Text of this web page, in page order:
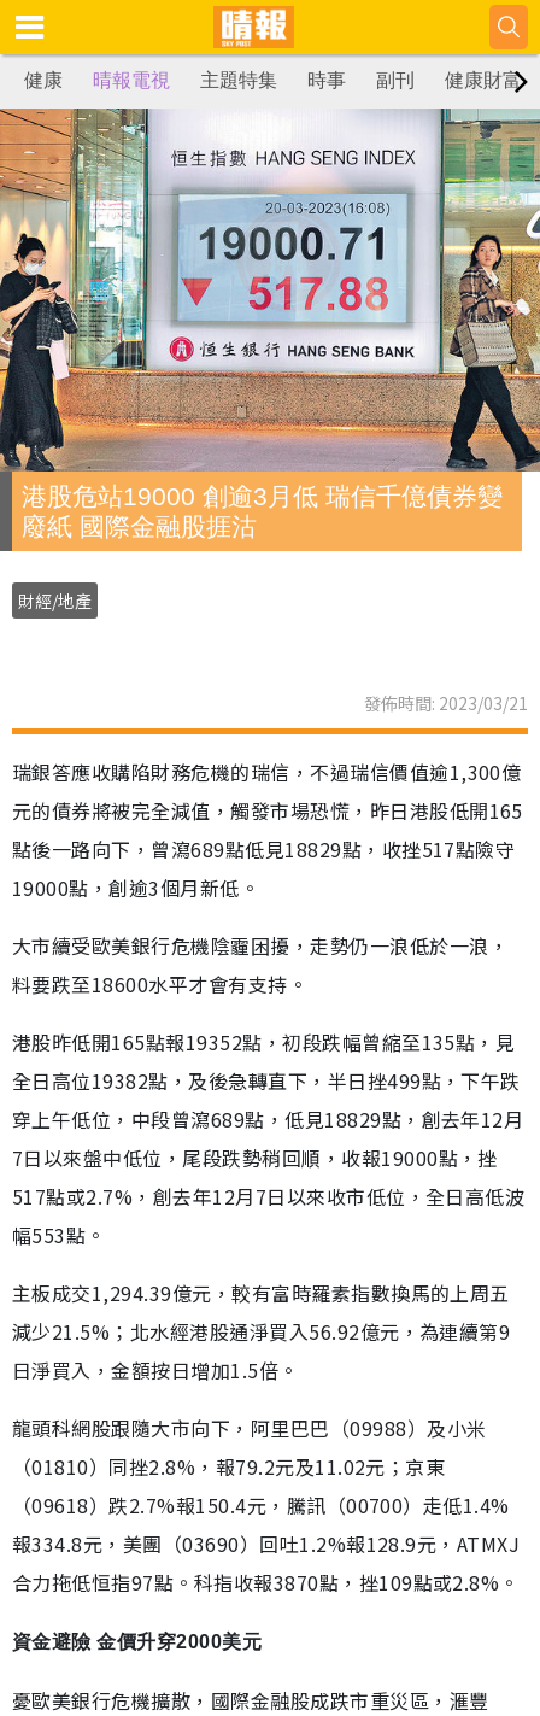
健康 晴報電視 主題特集 時事 副刊 健康財富
港股危站19000 創逾3月低 瑞信千億債券變
廢紙 國際金融股捱沽
財經/地產
發佈時間: 2023/03/21
瑞銀答應收購陷財務危機的瑞信，不過瑞信價值逾1,300億
元的債券將被完全減值，觸發市場恐慌，昨日港股低開165
點後一路向下，曾瀉689點低見18829點，收挫517點險守
19000點，創逾3個月新低。
大市續受歐美銀行危機陰霾困擾，走勢仍一浪低於一浪，
料要跌至18600水平才會有支持。
港股昨低開165點報19352點，初段跌幅曾縮至135點，見
全日高位19382點，及後急轉直下，半日挫499點，下午跌
穿上午低位，中段曾瀉689點，低見18829點，創去年12月
7日以來盤中低位，尾段跌勢稍回順，收報19000點，挫
517點或2.7%，創去年12月7日以來收市低位，全日高低波
幅553點。
主板成交1,294.39億元，較有富時羅素指數換馬的上周五
減少21.5%；北水經港股通淨買入56.92億元，為連續第9
日淨買入，金額按日增加1.5倍。
龍頭科網股跟隨大市向下，阿里巴巴（09988）及小米
（01810）同挫2.8%，報79.2元及11.02元；京東
（09618）跌2.7%報150.4元，騰訊（00700）走低1.4%
報334.8元，美團（03690）回吐1.2%報128.9元，ATMXJ
合力拖低恒指97點。科指收報3870點，挫109點或2.8%。
資金避險 金價升穿2000美元
憂歐美銀行危機擴散，國際金融股成跌市重災區，滙豐